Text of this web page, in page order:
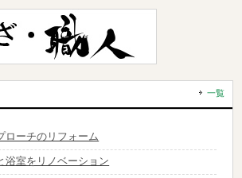
一覧
ローチのリフォーム
浴室をリノベーション